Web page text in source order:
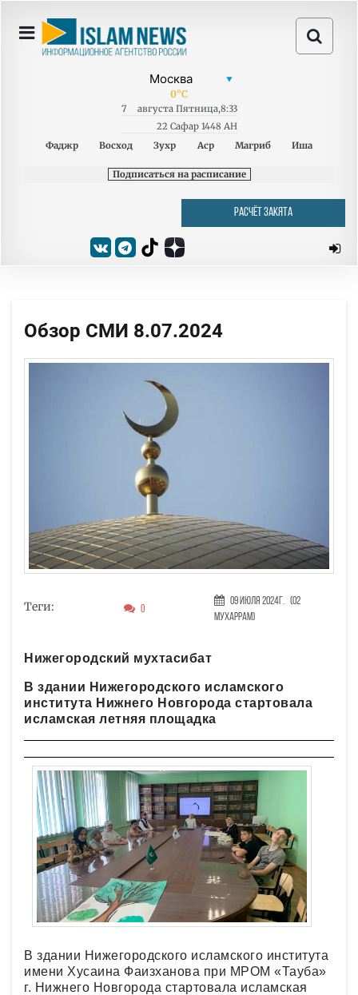
0°C
7 августа Пятница,8:33
22 Сафар 1448 AH
Фаджр
Восход Зухр Аср Магриб Иша
Подписаться на расписание
РАСЧЁТ ЗАКЯТА
Обзор СМИ 8.07.2024
Теги: 0
09 Июля 2024г. (02
Мухаррам)
Нижегородский мухтасибат
В здании Нижегородского исламского
института Нижнего Новгорода стартовала
исламская летняя площадка
В здании Нижегородского исламского института
имени Хусаина Фаизханова при МРОМ «Тауба»
г. Нижнего Новгорода стартовала исламская